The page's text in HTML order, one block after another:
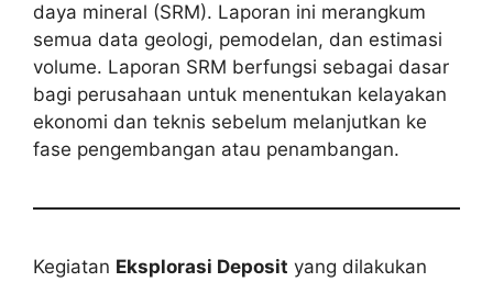
daya mineral (SRM). Laporan ini merangkum
semua data geologi, pemodelan, dan estimasi
volume. Laporan SRM berfungsi sebagai dasar
bagi perusahaan untuk menentukan kelayakan
ekonomi dan teknis sebelum melanjutkan ke
fase pengembangan atau penambangan.
Kegiatan Eksplorasi Deposit yang dilakukan